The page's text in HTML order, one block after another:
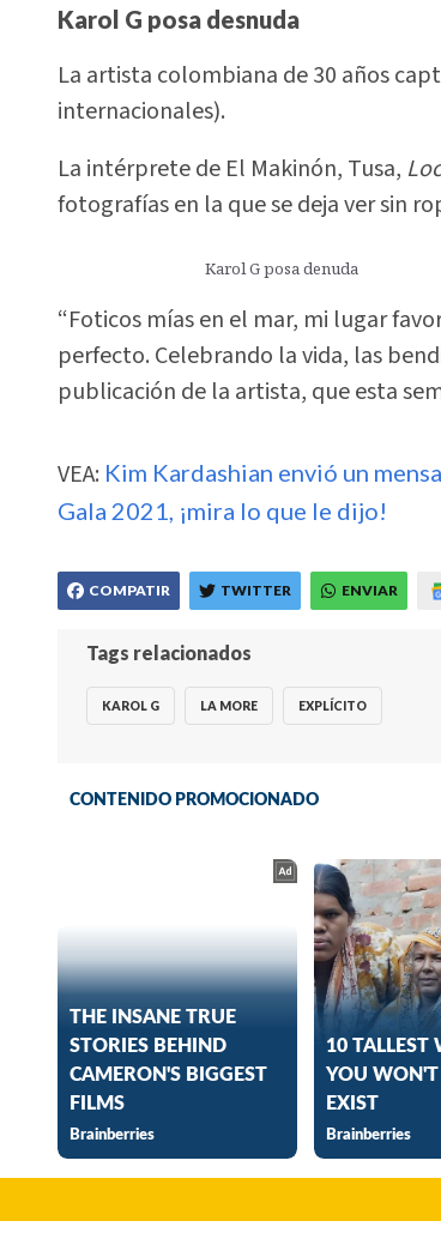
Karol G posa desnuda
La artista colombiana de 30 años
internacionales).
La intérprete de El Makinón, Tusa,
fotografías en la que se deja ver sin
Karol G posa denuda
“Foticos mías en el mar, mi lugar
perfecto. Celebrando la vida, las
publicación de la artista, que esta
VEA: Kim Kardashian envió un
Gala 2021, ¡mira lo que le dijo!
COMPATIR TWITTER ENVIAR
Tags relacionados
KAROL G LA MORE EXPLÍCITO